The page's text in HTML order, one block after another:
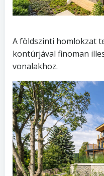
A földszinti homlokzat
kontúrjával finoman
vonalakhoz.